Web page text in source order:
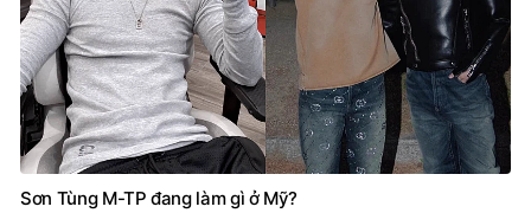
Sơn Tùng M-TP đang làm gì ở Mỹ?